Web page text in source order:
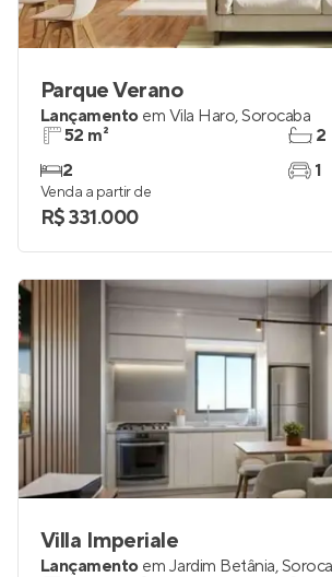
Parque Verano
Lançamento em Vila Haro,Sorocaba
52 m²
2
2
1
Venda a partir de
R$ 331.000
Villa Imperiale
Lançamento em Jardim Betânia,